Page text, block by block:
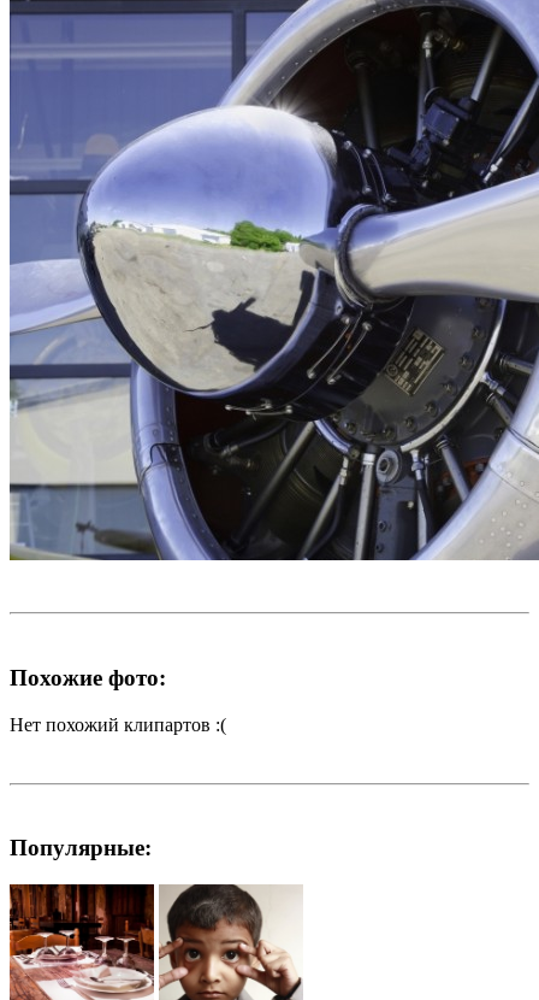
Похожие фото:
Нет похожий клипартов :(
Популярные: